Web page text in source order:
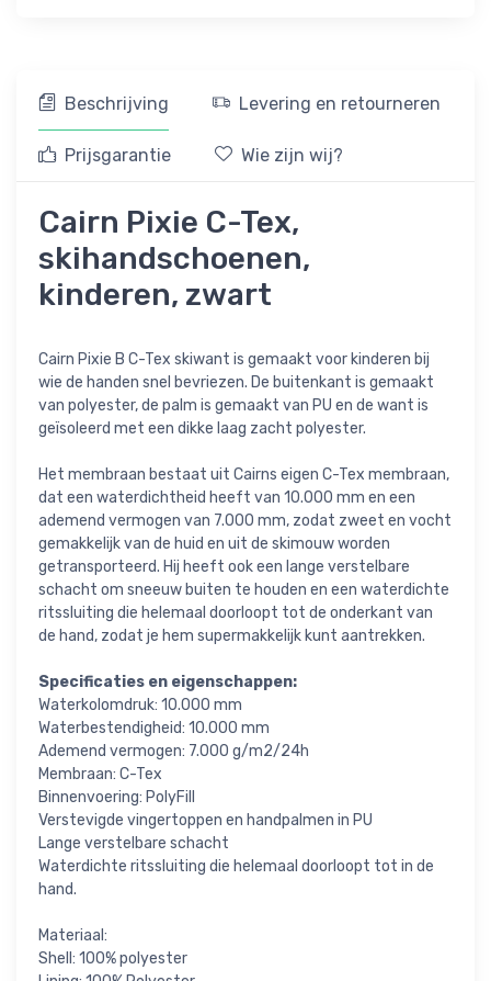
Beschrijving Levering en retourneren
Prijsgarantie Wie zijn wij?
Cairn Pixie C-Tex,
skihandschoenen,
kinderen, zwart
Cairn Pixie B C-Tex skiwant is gemaakt voor kinderen bij
wie de handen snel bevriezen. De buitenkant is gemaakt
van polyester, de palm is gemaakt van PU en de want is
geïsoleerd met een dikke laag zacht polyester.
Het membraan bestaat uit Cairns eigen C-Tex membraan,
dat een waterdichtheid heeft van 10.000 mm en een
ademend vermogen van 7.000 mm, zodat zweet en vocht
gemakkelijk van de huid en uit de skimouw worden
getransporteerd. Hij heeft ook een lange verstelbare
schacht om sneeuw buiten te houden en een waterdichte
ritssluiting die helemaal doorloopt tot de onderkant van
de hand, zodat je hem supermakkelijk kunt aantrekken.
Specificaties en eigenschappen:
Waterkolomdruk: 10.000 mm
Waterbestendigheid: 10.000 mm
Ademend vermogen: 7.000 g/m2/24h
Membraan: C-Tex
Binnenvoering: PolyFill
Verstevigde vingertoppen en handpalmen in PU
Lange verstelbare schacht
Waterdichte ritssluiting die helemaal doorloopt tot in de
hand.
Materiaal:
Shell: 100% polyester